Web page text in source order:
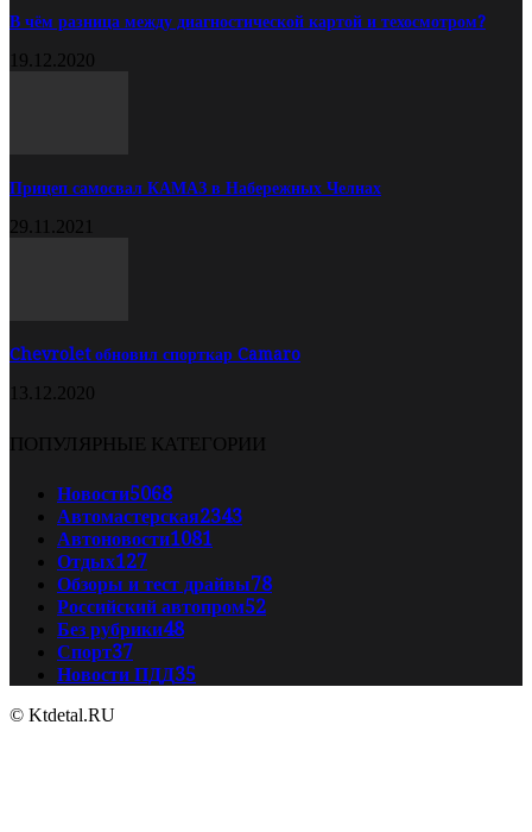
В чём разница между диагностической картой и техосмотром?
19.12.2020
Прицеп самосвал КАМАЗ в Набережных Челнах
29.11.2021
Chevrolet обновил спорткар Camaro
13.12.2020
ПОПУЛЯРНЫЕ КАТЕГОРИИ
Новости5068
Автомастерская2343
Автоновости1081
Отдых127
Обзоры и тест драйвы78
Российский автопром52
Без рубрики48
Спорт37
Новости ПДД35
© Ktdetal.RU